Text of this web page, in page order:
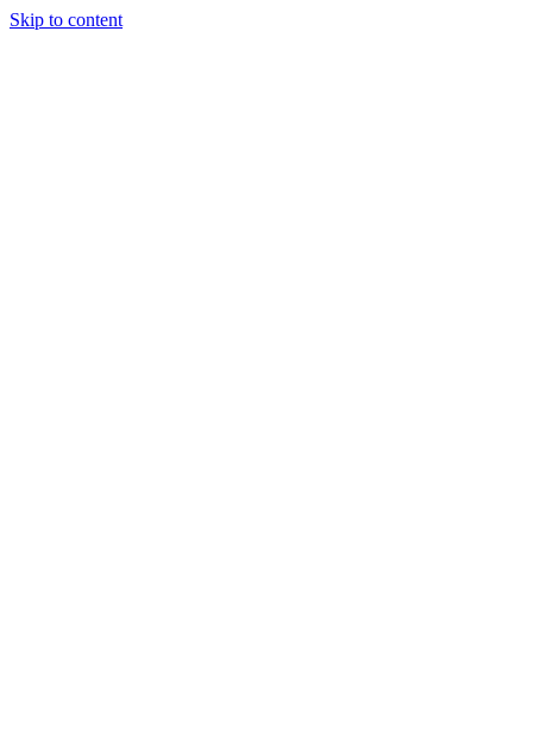
Skip to content